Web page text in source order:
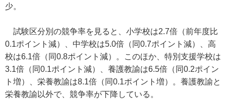
少。
試験区分別の競争率を見ると、小学校は2.7倍（前年度比
0.1ポイント減）、中学校は5.0倍（同0.7ポイント減）、高
校は6.1倍（同0.8ポイント減）。このほか、特別支援学校は
3.1倍（同0.1ポイント減）、養護教諭は6.5倍（同0.2ポイン
ト増）、栄養教諭は8.1倍（同0.1ポイント増）。養護教諭と
栄養教諭以外で、競争率が下降している。